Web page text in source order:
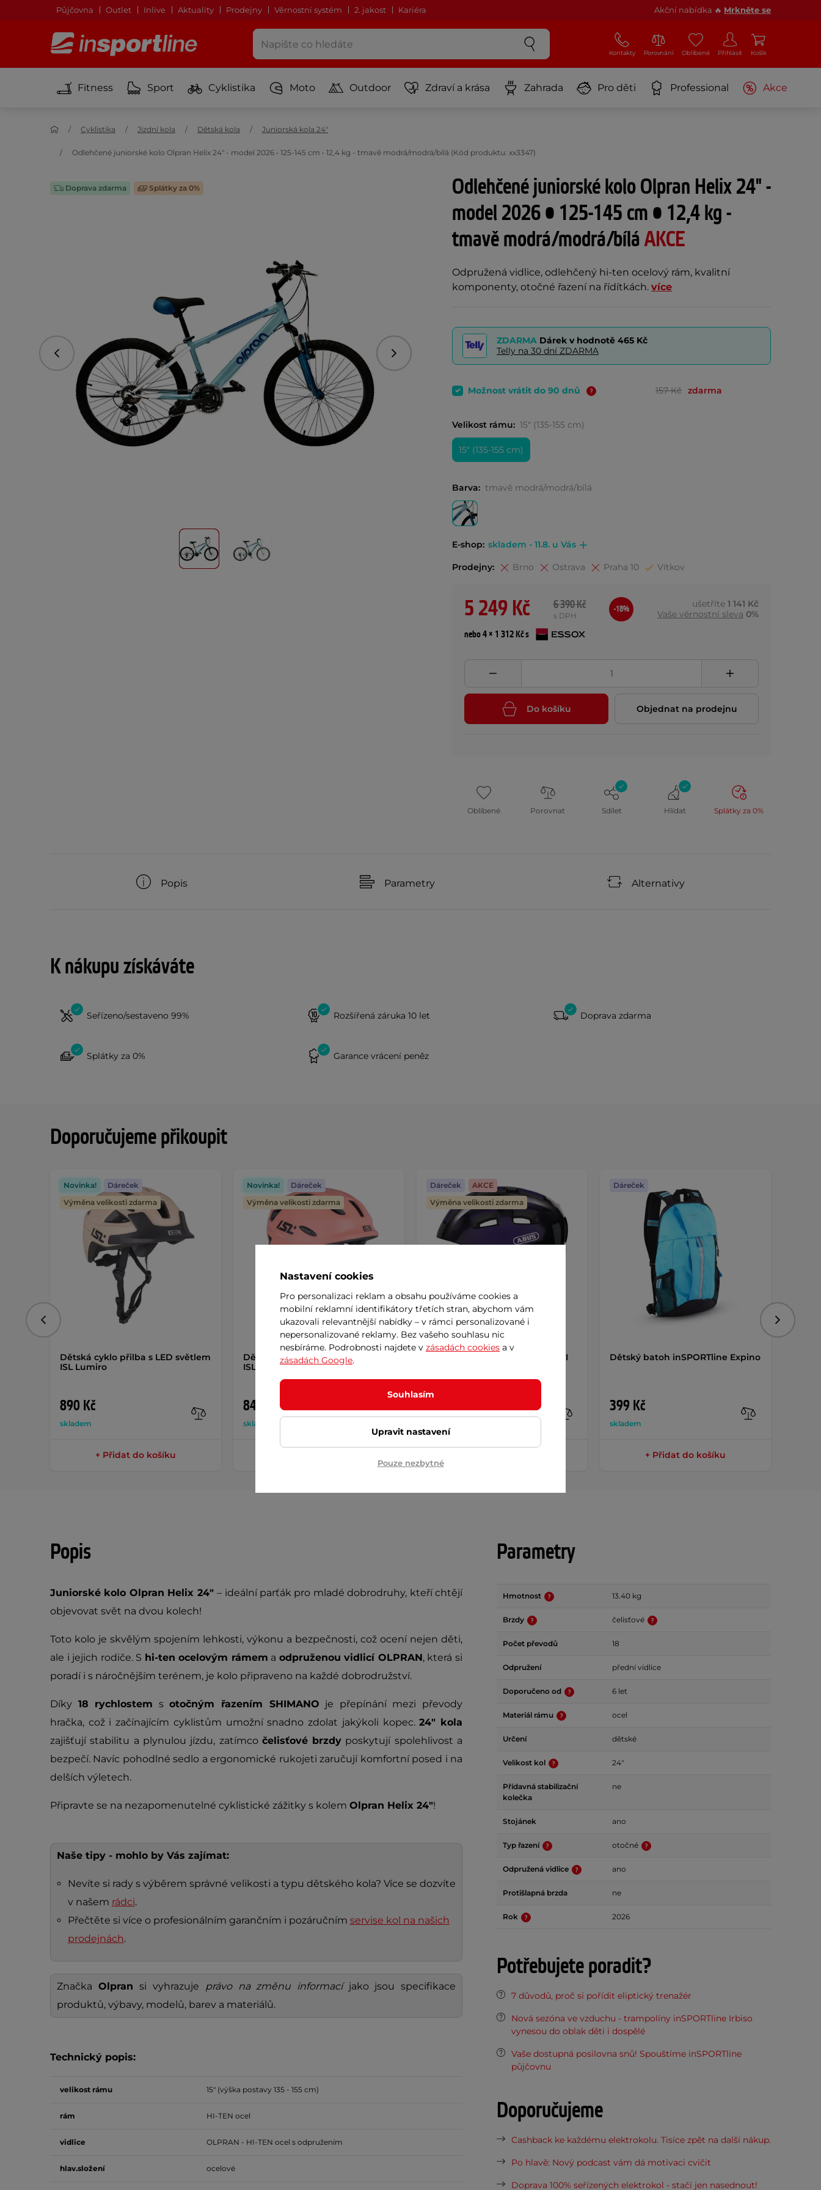
Půjčovna Outlet Inlive Aktuality Prodejny Věrnostní systém 2. jakost Kariéra Akční nabídka 🔥 Mrkněte se
Kontakty Porovnání Oblíbené Přihlásit Košík
Fitness Sport Cyklistika Moto Outdoor Zdraví a krása Zahrada Pro děti Professional Akce
Cyklistika Jízdní kola Dětská kola Juniorská kola 24"
Odlehčené juniorské kolo Olpran Helix 24" - model 2026 • 125-145 cm • 12,4 kg - tmavě modrá/modrá/bílá (Kód produktu: xx3347)
Odlehčené juniorské kolo Olpran Helix 24" -
model 2026 • 125-145 cm • 12,4 kg -
tmavě modrá/modrá/bíláAKCE
Odpružená vidlice, odlehčený hi-ten ocelový rám, kvalitní
komponenty, otočné řazení na řídítkách. více
Doprava zdarma Splátky za 0%
Předchozí Následující
ZDARMA Dárek v hodnotě 465 Kč
Telly na 30 dní ZDARMA
Možnost vrátit do 90 dnů 157 Kč zdarma
Velikost rámu: 15" (135-155 cm)
15" (135-155 cm)
Barva: tmavě modrá/modrá/bílá
E-shop: skladem - 11.8. u Vás
Prodejny: Brno Ostrava Praha 10 Vítkov
5 249 Kč 6 390 Kč
s DPH
-18% ušetříte 1 141 Kč
Vaše věrnostní sleva 0%
nebo 4 × 1 312 Kč s
Do košíku Objednat na prodejnu
Oblíbené Porovnat Sdílet Hlídat Splátky za 0%
Popis Parametry Alternativy
K nákupu získáváte
Seřízeno/sestaveno 99% Rozšířená záruka 10 let Doprava zdarma
Splátky za 0% Garance vrácení peněz
Doporučujeme přikoupit
Dětská cyklo přilba s LED světlem
ISL Lumiro
890 Kč
skladem
Novinka!
Dáreček
Výměna velikosti zdarma
+ Přidat do košíku
Dětská cyklo přilba s LED světlem
ISL Lumitto
849 Kč
skladem
Novinka!
Dáreček
Výměna velikosti zdarma
Dětská cyklo přilba Abus Youn-I
1 489 Kč 1 799 Kč
Dáreček
AKCE
Výměna velikosti zdarma
Dětský batoh inSPORTline Expino
399 Kč
skladem
Dáreček
+ Přidat do košíku
Předchozí
Popis
Juniorské kolo Olpran Helix 24"– ideální parťák pro mladé dobrodruhy, kteří chtějí
objevovat svět na dvou kolech!
Toto kolo je skvělým spojením lehkosti, výkonu a bezpečnosti, což ocení nejen děti,
ale i jejich rodiče. S hi-ten ocelovým rámem a odpruženou vidlicí OLPRAN, která si
poradí i s náročnějším terénem, je kolo připraveno na každé dobrodružství.
Díky 18 rychlostem sotočným řazením SHIMANO je přepínání mezi převody
hračka, což i začínajícím cyklistům umožní snadno zdolat jakýkoli kopec.24" kola
zajišťují stabilitu a plynulou jízdu, zatímco čelisťové brzdy poskytují spolehlivost a
bezpečí. Navíc pohodlné sedlo a ergonomické rukojeti zaručují komfortní posed i na
delších výletech.
Připravte se na nezapomenutelné cyklistické zážitky s kolem Olpran Helix 24"!
Naše tipy - mohlo by Vás zajímat:
Nevíte si rady s výběrem správné velikosti a typu dětského kola? Více se dozvíte
v našem rádci.
Přečtěte si více o profesionálním garančním i pozáručním servise kol na našich
prodejnách.
Značka Olpransi vyhrazuje právo na změnu informacíjako jsou specifikace
produktů, výbavy, modelů, barev a materiálů.
Technický popis:
velikost rámu 15" (výška postavy 135 - 155 cm)
rám HI-TEN ocel
vidlice OLPRAN - HI-TEN ocel s odpružením
hlav.složení ocelové
Parametry
Hmotnost 13.40 kg
Brzdy čelisťové
Počet převodů 18
Odpružení přední vidlice
Doporučeno od 6 let
Materiál rámu ocel
Určení dětské
Velikost kol 24"
Přídavná stabilizační
kolečka
ne
Stojánek ano
Typ řazení otočné
Odpružená vidlice ano
Protišlapná brzda ne
Rok 2026
Potřebujete poradit?
7 důvodů, proč si pořídit eliptický trenažér
Nová sezóna ve vzduchu - trampolíny inSPORTline Irbiso
vynesou do oblak děti i dospělé
Vaše dostupná posilovna snů! Spouštíme inSPORTline
půjčovnu
Doporučujeme
Cashback ke každému elektrokolu. Tisíce zpět na další nákup.
Po hlavě: Nový podcast vám dá motivaci cvičit
Doprava 100% seřízených elektrokol - stačí jen nasednout!
Nastavení cookies
Pro personalizaci reklam a obsahu používáme cookies a
mobilní reklamní identifikátory třetích stran, abychom vám
ukazovali relevantnější nabídky – v rámci personalizované i
nepersonalizované reklamy. Bez vašeho souhlasu nic
nesbíráme. Podrobnosti najdete v zásadách cookies a v
zásadách Google.
Souhlasím
Upravit nastavení
Pouze nezbytné